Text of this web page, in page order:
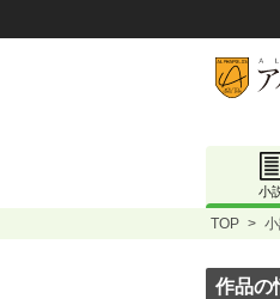
小
TOP >
作品の